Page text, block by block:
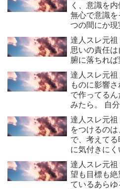
く、意識を
無心で意識
つの間にか現
達人スレ元
思いの責任
腑に落ちれば
達人スレ元祖
ものに影響
で作ってる
みたら。 自
達人スレ元
をつけるの
で、考えて
に気付きに
があります。
達人スレ元
望も目標も
ているあら